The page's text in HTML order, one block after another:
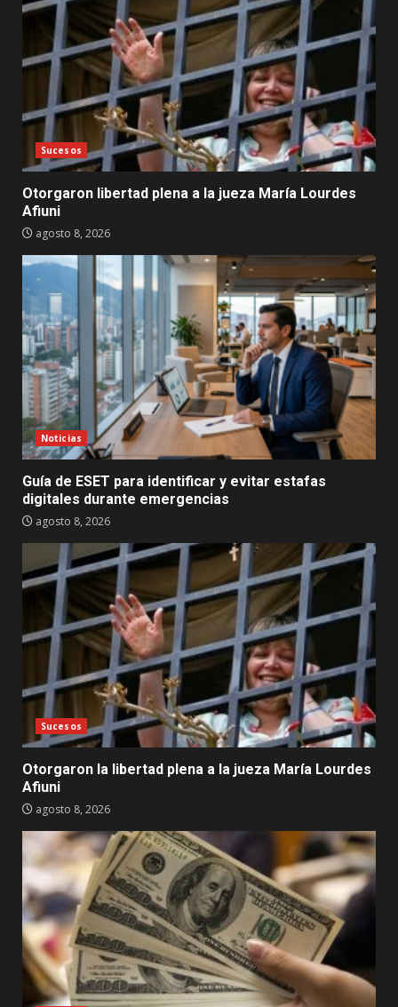
Sucesos
Otorgaron libertad plena a la jueza María Lourdes
Afiuni
agosto 8, 2026
Noticias
Guía de ESET para identificar y evitar estafas
digitales durante emergencias
agosto 8, 2026
Sucesos
Otorgaron la libertad plena a la jueza María Lourdes
Afiuni
agosto 8, 2026